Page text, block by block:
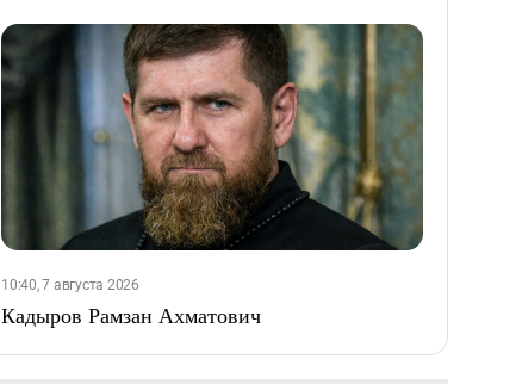
10:40, 7 августа 2026
Кадыров Рамзан Ахматович